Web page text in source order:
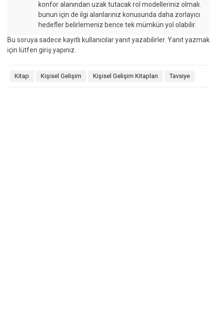
konfor alanından uzak tutacak rol modelleriniz olmalı.
bunun için de ilgi alanlarınız konusunda daha zorlayıcı
hedefler belirlemeniz bence tek mümkün yol olabilir.
Bu soruya sadece kayıtlı kullanıcılar yanıt yazabilirler. Yanıt yazmak
için lütfen giriş yapınız.
Kitap Kişisel Gelişim Kişisel Gelişim Kitapları Tavsiye